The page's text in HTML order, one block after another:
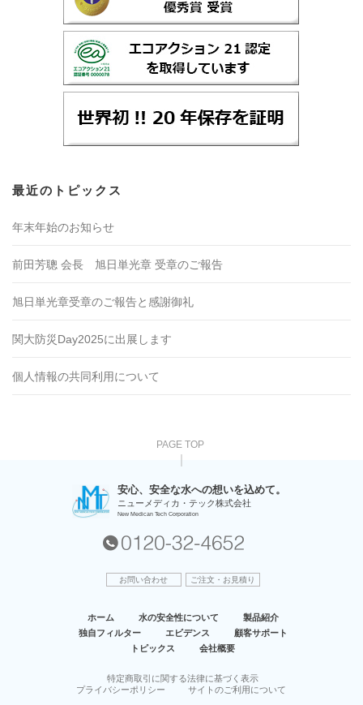
最近のトピックス
年末年始のお知らせ
前田芳聰 会長 旭日単光章 受章のご報告
旭日単光章受章のご報告と感謝御礼
関大防災Day2025に出展します
個人情報の共同利用について
PAGE TOP
安⼼、安全な⽔への想いを込めて。
ニューメディカ・テック株式会社
New Medican Tech Corporation
お問い合わせ ご注文・お見積り
ホーム 水の安全性について
製品紹介
独自フィルター
エビデンス
顧客サポート
トピックス
会社概要
特定商取引に関する法律に基づく表示
プライバシーポリシー
サイトのご利用について